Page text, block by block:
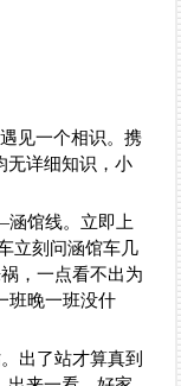
见一个相识。携
无详细知识，小
涵馆线。立即上
立刻问涵馆车几
，一点看不出为
班晚一班没什
出了站才算真到